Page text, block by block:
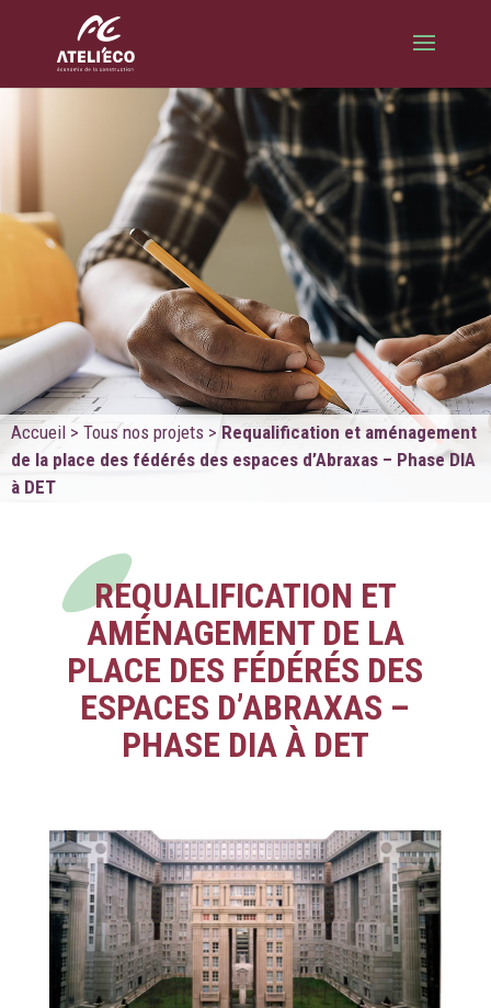
Accueil > Tous nos projets > Requalification et aménagement
de la place des fédérés des espaces d’Abraxas – Phase DIA
à DET
REQUALIFICATION ET
AMÉNAGEMENT DE LA
PLACE DES FÉDÉRÉS DES
ESPACES D’ABRAXAS –
PHASE DIA À DET